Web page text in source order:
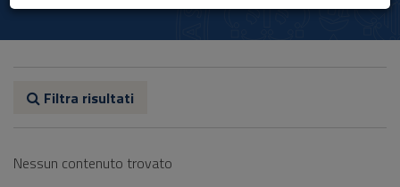
navigazione
sito
FooterFiltra risultati
Nessun contenuto trovato